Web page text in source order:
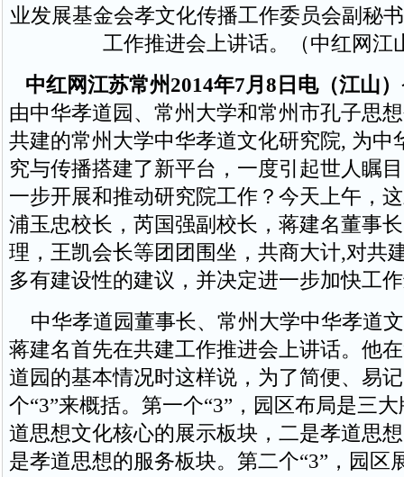
业发展基金会孝文化传播工作委员会副秘
工作推进会上讲话。（中红网江
中红网江苏常州2014年7月8日电（江山）
由中华孝道园、常州大学和常州市孔子思
共建的常州大学中华孝道文化研究院, 为中
究与传播搭建了新平台，一度引起世人瞩
一步开展和推动研究院工作？今天上午，
浦玉忠校长，芮国强副校长，蒋建名董事
理，王凯会长等团团围坐，共商大计,对共
多有建设性的建议，并决定进一步加快工
中华孝道园董事长、常州大学中华孝道
蒋建名首先在共建工作推进会上讲话。他
道园的基本情况时这样说，为了简便、易
个“3”来概括。第一个“3”，园区布局是三
道思想文化核心的展示板块，二是孝道思
是孝道思想的服务板块。第二个“3”，园区